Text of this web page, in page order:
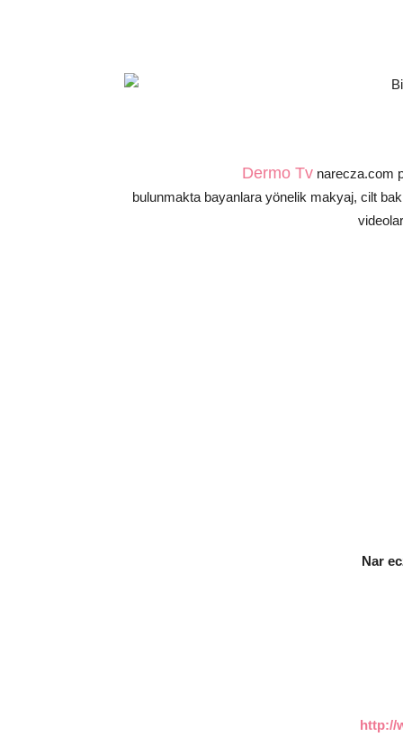
Dermo Tvnarecza.com
bulunmakta bayanlara yönelik makyaj, cilt
Nar
http://